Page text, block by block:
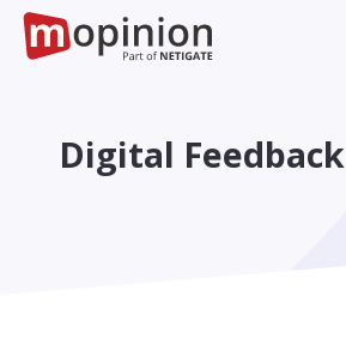
Digital Feedback